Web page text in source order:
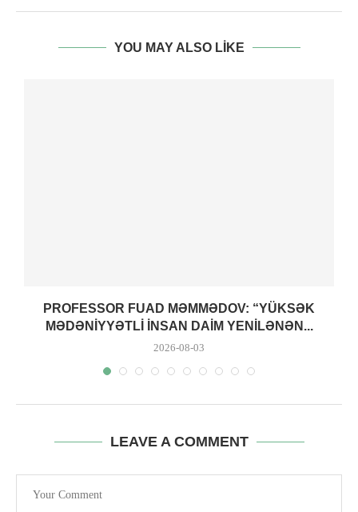
YOU MAY ALSO LIKE
PROFESSOR FUAD MƏMMƏDOV: “YÜKSƏK
MƏDƏNIYYƏTLI INSAN DAIM YENILƏNƏN...
2026-08-03
LEAVE A COMMENT